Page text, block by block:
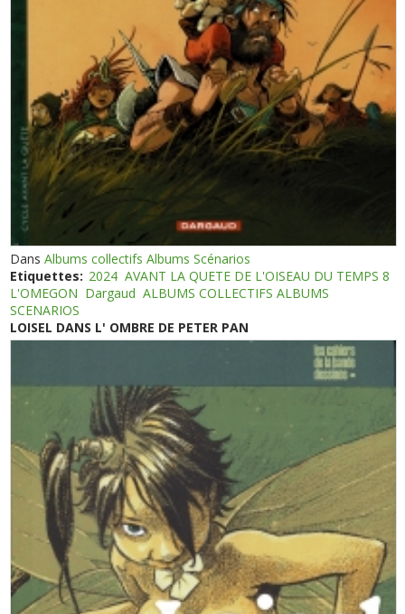
DansAlbums collectifs Albums Scénarios
Etiquettes: 2024 AVANT LA QUETE DE L'OISEAU DU TEMPS 8
L'OMEGON Dargaud ALBUMS COLLECTIFS ALBUMS
SCENARIOS
LOISEL DANS L' OMBRE DE PETER PAN